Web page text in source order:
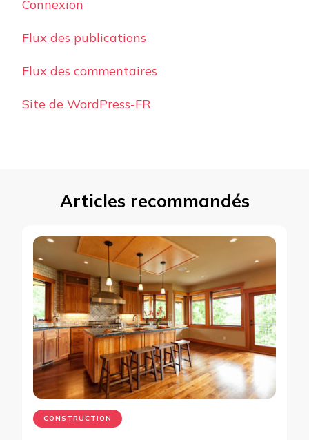
Connexion
Flux des publications
Flux des commentaires
Site de WordPress-FR
Articles recommandés
CONSTRUCTION